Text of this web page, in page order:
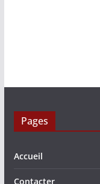
Pages
Accueil
Contacter